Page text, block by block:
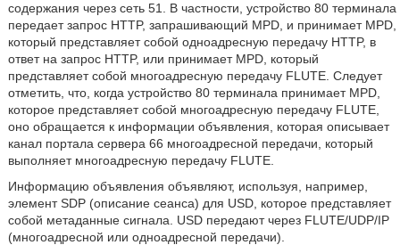
содержания через сеть 51. В частности, устройство 80 терминала
передает запрос HTTP, запрашивающий MPD, и принимает MPD,
который представляет собой одноадресную передачу HTTP, в
ответ на запрос HTTP, или принимает MPD, который
представляет собой многоадресную передачу FLUTE. Следует
отметить, что, когда устройство 80 терминала принимает MPD,
которое представляет собой многоадресную передачу FLUTE,
оно обращается к информации объявления, которая описывает
канал портала сервера 66 многоадресной передачи, который
выполняет многоадресную передачу FLUTE.
Информацию объявления объявляют, используя, например,
элемент SDP (описание сеанса) для USD, которое представляет
собой метаданные сигнала. USD передают через FLUTE/UDP/IP
(многоадресной или одноадресной передачи).